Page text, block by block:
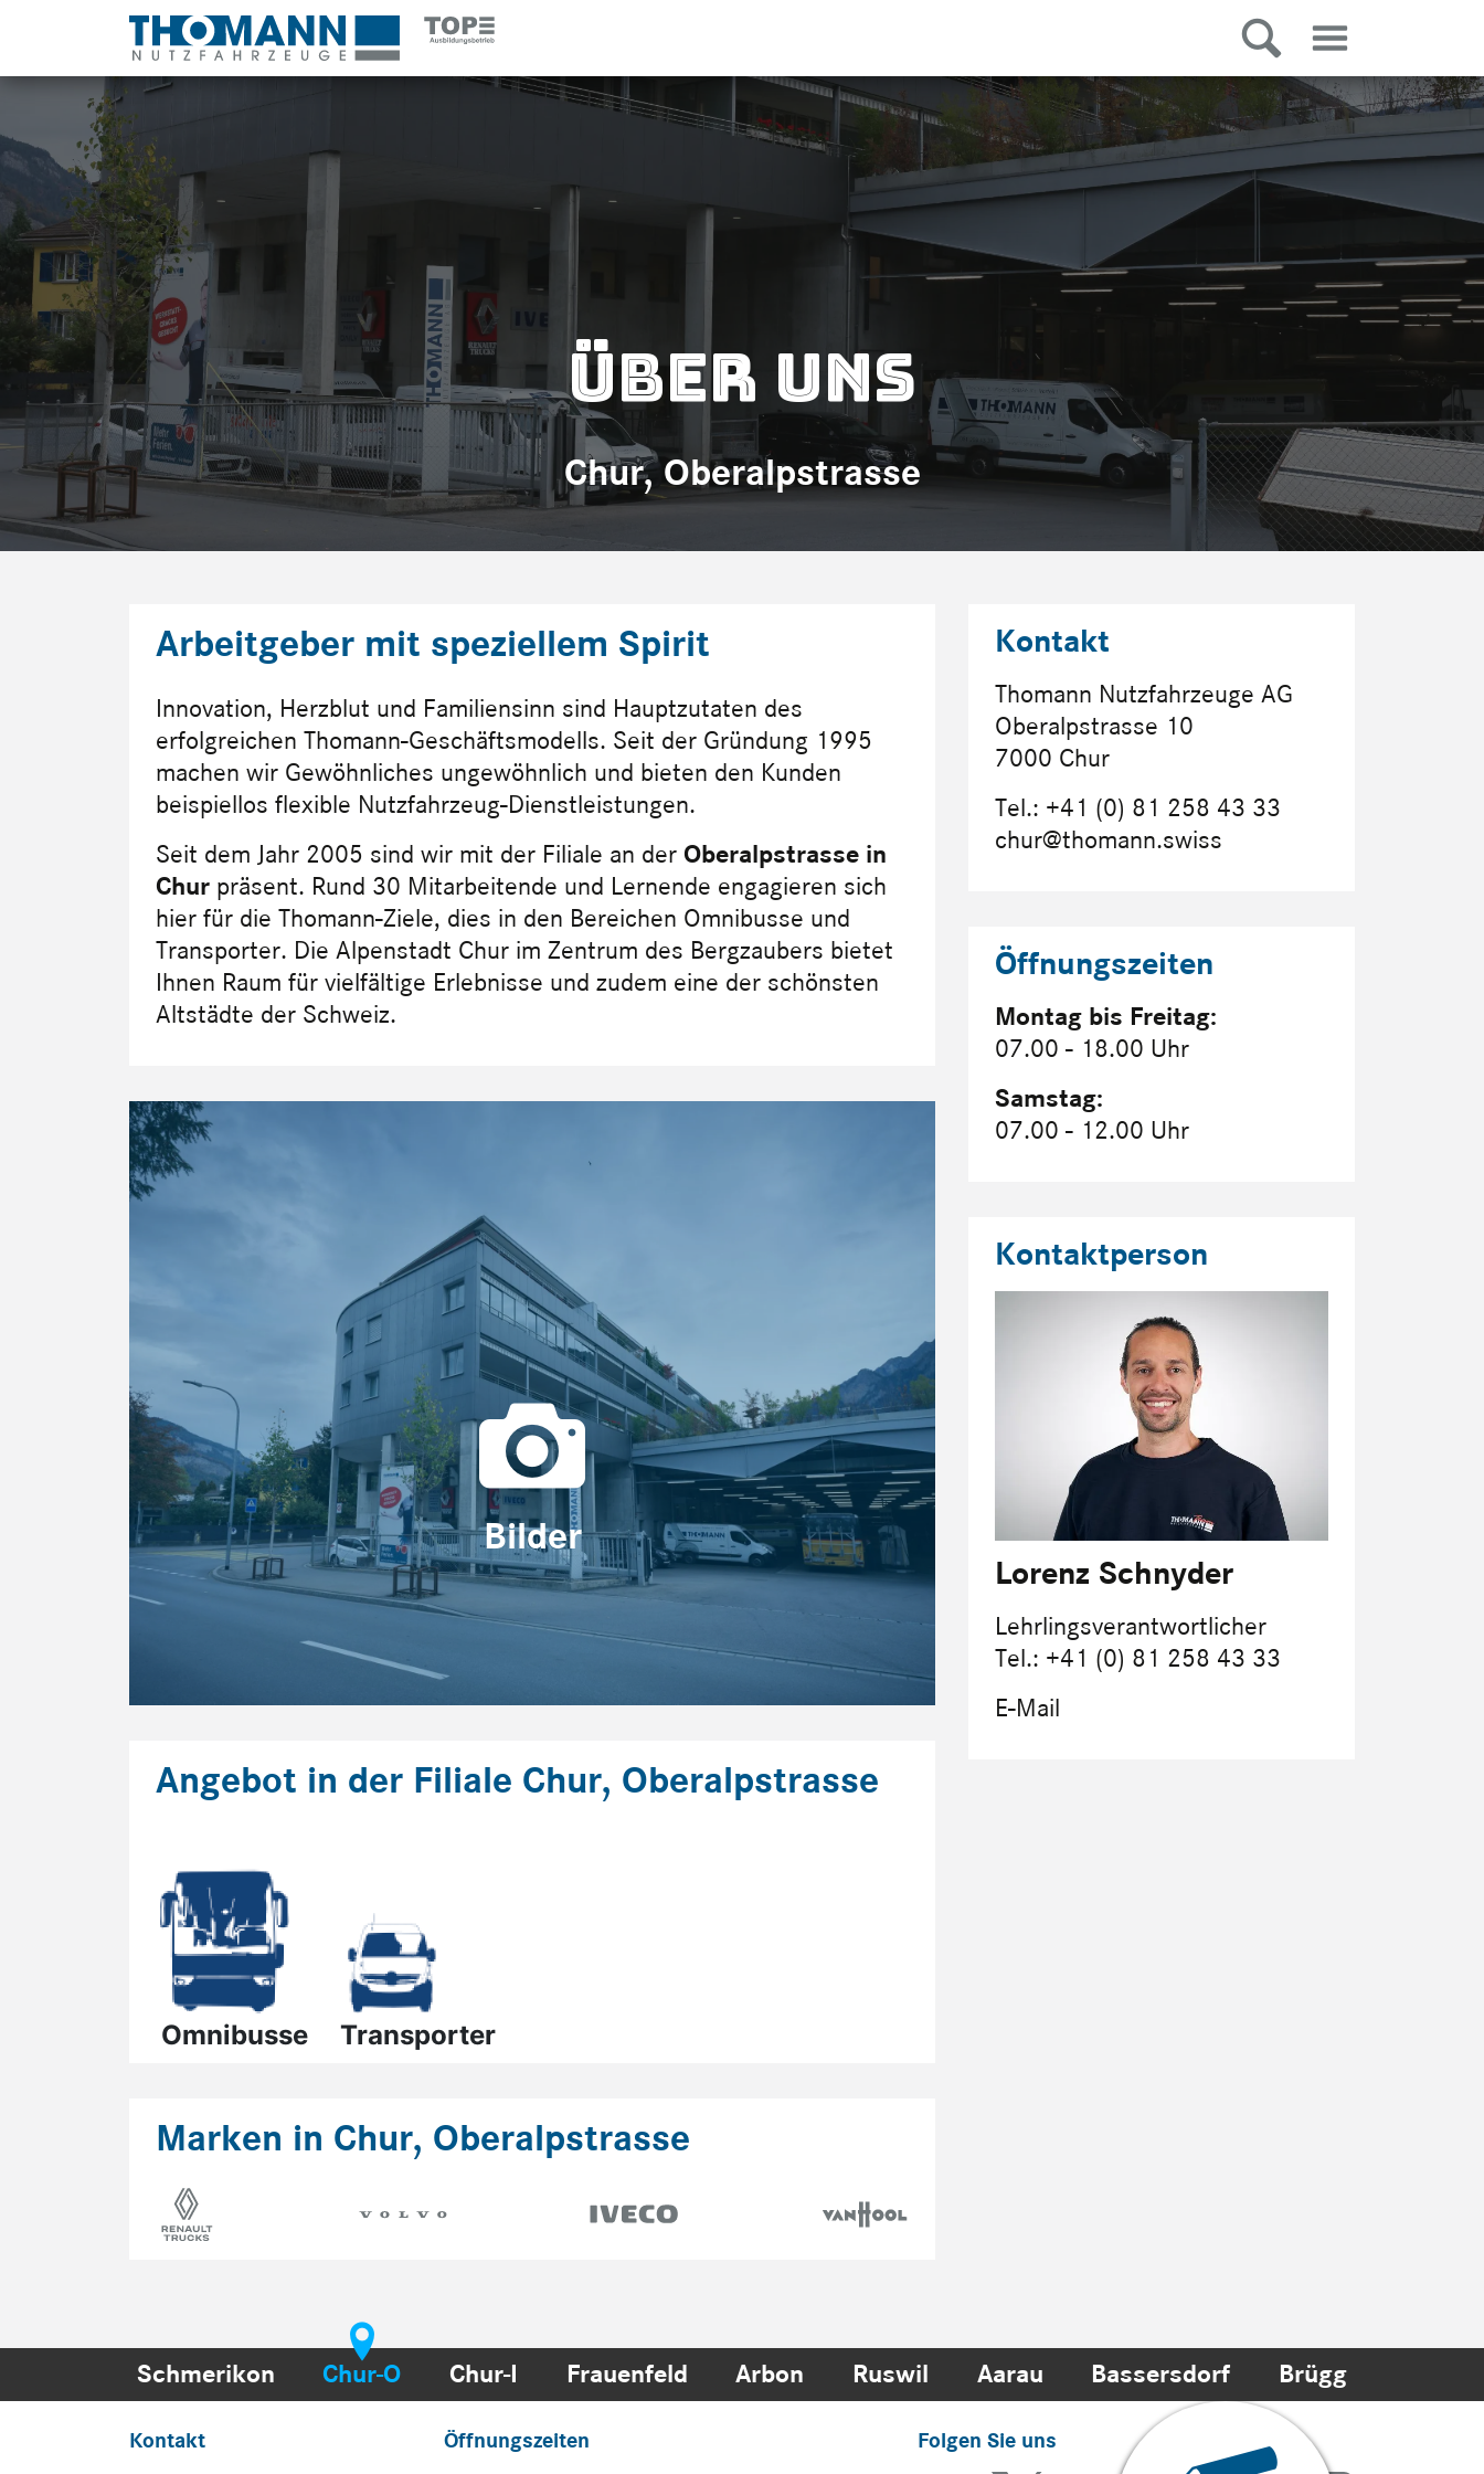
Über uns
Chur, Oberalpstrasse
Arbeitgeber mit speziellem Spirit
Innovation, Herzblut und Familiensinn sind Hauptzutaten des
erfolgreichen Thomann-Geschäftsmodells. Seit der Gründung 1995
machen wir Gewöhnliches ungewöhnlich und bieten den Kunden
beispiellos flexible Nutzfahrzeug-Dienstleistungen.
Seit dem Jahr 2005 sind wir mit der Filiale an der Oberalpstrasse in
Chur präsent. Rund 30 Mitarbeitende und Lernende engagieren sich
hier für die Thomann-Ziele, dies in den Bereichen Omnibusse und
Transporter. Die Alpenstadt Chur im Zentrum des Bergzaubers bietet
Ihnen Raum für vielfältige Erlebnisse und zudem eine der schönsten
Altstädte der Schweiz.
Bilder
Angebot in der Filiale Chur, Oberalpstrasse
Marken in Chur, Oberalpstrasse
Kontakt
Thomann Nutzfahrzeuge AG
Oberalpstrasse 10
7000 Chur
Tel.: +41 (0) 81 258 43 33
chur@thomann.swiss
Öffnungszeiten
Montag bis Freitag:
07.00 - 18.00 Uhr
Samstag:
07.00 - 12.00 Uhr
Kontaktperson
Lorenz Schnyder
Lehrlingsverantwortlicher
Tel.: +41 (0) 81 258 43 33
E-Mail
Schmerikon Chur-O Chur-I Frauenfeld Arbon Ruswil Aarau Bassersdorf Brügg
Kontakt
Öffnungszeiten
Folgen Sie uns